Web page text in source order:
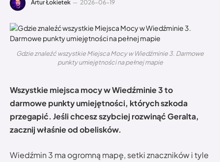
Artur Łokietek 2026-06-19
Gdzie znaleźć wszystkie Miejsca Mocy w Wiedźminie 3. Darmowe
punkty umiejętności na pełnej mapie
Wszystkie miejsca mocy w Wiedźminie 3 to
darmowe punkty umiejętności, których szkoda
przegapić. Jeśli chcesz szybciej rozwinąć Geralta,
zacznij właśnie od obelisków.
Wiedźmin 3 ma ogromną mapę, setki znaczników i tyle